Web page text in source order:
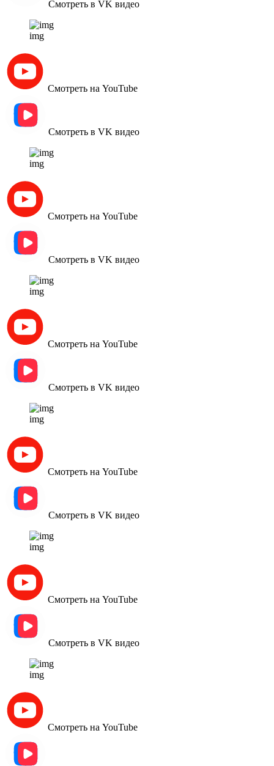
Смотреть в VK видео
img
Смотреть на YouTube
Смотреть в VK видео
img
Смотреть на YouTube
Смотреть в VK видео
img
Смотреть на YouTube
Смотреть в VK видео
img
Смотреть на YouTube
Смотреть в VK видео
img
Смотреть на YouTube
Смотреть в VK видео
img
Смотреть на YouTube